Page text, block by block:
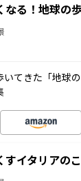
なる！地球の
てきた「地球
イタリアの